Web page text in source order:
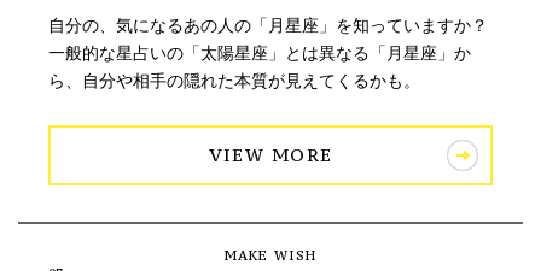
自分の、気になるあの人の「月星座」を知っていますか？
一般的な星占いの「太陽星座」とは異なる「月星座」か
ら、自分や相手の隠れた本質が見えてくるかも。
VIEW MORE